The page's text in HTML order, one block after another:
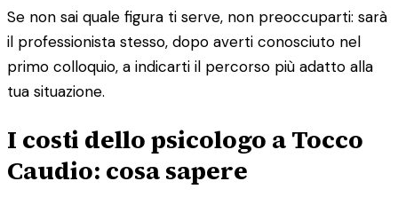
Se non sai quale figura ti serve, non preoccuparti: sarà
il professionista stesso, dopo averti conosciuto nel
primo colloquio, a indicarti il percorso più adatto alla
tua situazione.
I costi dello psicologo a Tocco
Caudio: cosa sapere